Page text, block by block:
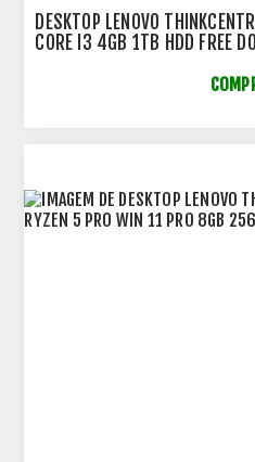
DESKTOP LENOVO
CORE I3 4GB 1TB HDD FREE